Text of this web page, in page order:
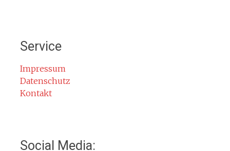
Rauchmelder
Rettungsgasse
Gefahr durch Kohlenmonoxid
Service
Impressum
Datenschutz
Kontakt
Social Media: